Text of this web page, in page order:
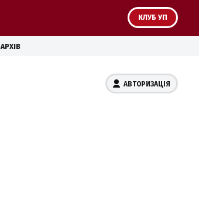
КЛУБ УП
АРХІВ
АВТОРИЗАЦІЯ